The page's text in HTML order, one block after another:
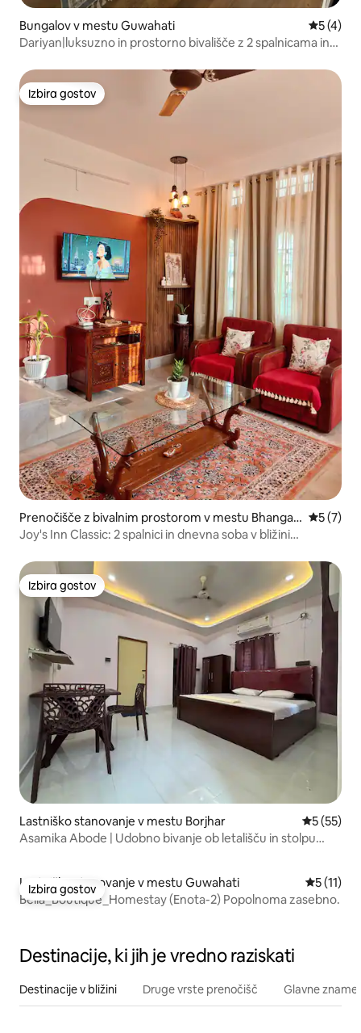
Bungalov v mestu Guwahati
5 (4)
Dariyan|luksuzno in prostorno bivališče z 2 spalnicama in
Izbira gostov
Izbira gostov
Prenočišče z bivalnim prostorom v mestu Bhangag
arh
5 (7)
Joy's Inn Classic: 2 spalnici in dnevna soba v bližini
Izbira gostov
Izbira gostov
Lastniško stanovanje v mestu Borjhar
5 (55)
Asamika Abode | Udobno bivanje ob letališču in stolpu
Izbira gostov
Izbira gostov
Lastniško stanovanje v mestu Guwahati
5 (11)
Bella_Boutique_Homestay (Enota-2) Popolnoma zasebno.
Destinacije, ki jih je vredno raziskati
Destinacije v bližini Druge vrste prenočišč Glavne